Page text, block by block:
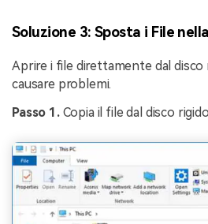
Soluzione 3: Sposta i File
Aprire i file direttamente dal disco
causare problemi.
Passo 1.Copia il file dal disco